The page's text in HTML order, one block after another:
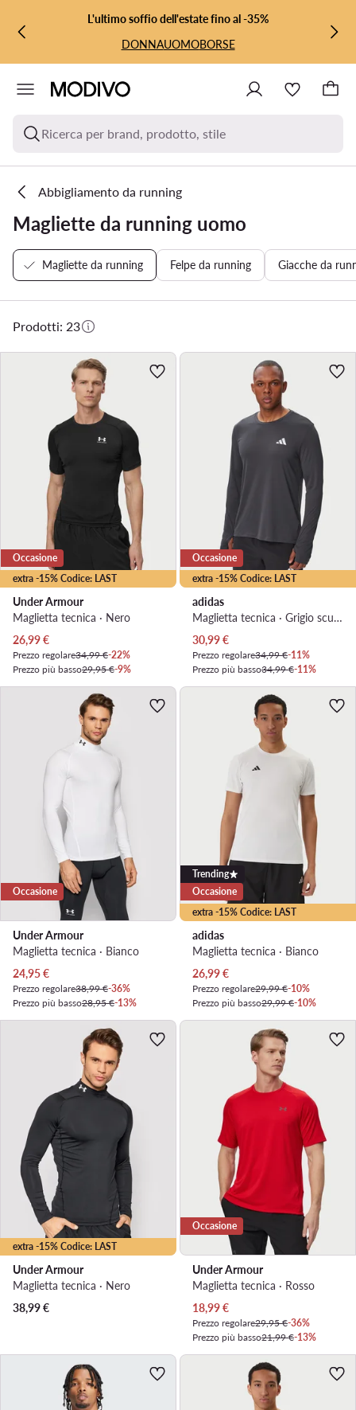
VAI AL CONTENUTO PRINCIPALE
VAI ALLA RICERCAL'ultimo soffio dell'estate fino al -35%
DONNAUOMOBORSE
Ricerca per brand, prodotto, stile
Abbigliamento da running
Magliette da running uomo
Magliette da running Felpe da running Giacche da
Prodotti: 23
extra -15% Codice: LAST
Occasione
Under Armour
Maglietta tecnica · Nero
Prezzo attuale
26,99€
Prezzo regolare34,99 €-22%
Prezzo più basso29,95 €-9%
extra -15% Codice: LAST
Occasione
adidas
Maglietta tecnica · Grigio scuro
Prezzo attuale
30,99€
Prezzo regolare34,99 €-11%
Prezzo più basso34,99 €-11%
Occasione
Under Armour
Maglietta tecnica · Bianco
Prezzo attuale
24,95€
Prezzo regolare38,99 €-36%
Prezzo più basso28,95 €-13%
extra -15% Codice: LAST
Trending
Occasione
adidas
Maglietta tecnica · Bianco
Prezzo attuale
26,99€
Prezzo regolare29,99 €-10%
Prezzo più basso29,99 €-10%
extra -15% Codice: LAST
Under Armour
Maglietta tecnica · Nero
38,99€
Occasione
Under Armour
Maglietta tecnica · Rosso
Prezzo attuale
18,99€
Prezzo regolare29,95 €-36%
Prezzo più basso21,99 €-13%